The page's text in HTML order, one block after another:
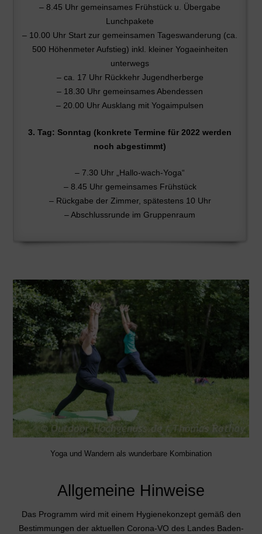
– 8.45 Uhr gemeinsames Frühstück u. Übergabe
Lunchpakete
– 10.00 Uhr Start zur gemeinsamen Tageswanderung (ca.
500 Höhenmeter Aufstieg) inkl. kleiner Yogaeinheiten
unterwegs
– ca. 17 Uhr Rückkehr Jugendherberge
– 18.30 Uhr gemeinsames Abendessen
– 20.00 Uhr Ausklang mit Yogaimpulsen
3. Tag: Sonntag (konkrete Termine für 2022 werden
noch abgestimmt)
– 7.30 Uhr „Hallo-wach-Yoga“
– 8.45 Uhr gemeinsames Frühstück
– Rückgabe der Zimmer, spätestens 10 Uhr
– Abschlussrunde im Gruppenraum
Yoga und Wandern als wunderbare Kombination
Allgemeine Hinweise
Das Programm wird mit einem Hygienekonzept gemäß den
Bestimmungen der aktuellen Corona-VO des Landes Baden-